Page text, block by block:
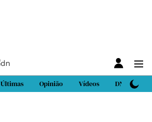
Últimas Opinião Vídeos DN Sport